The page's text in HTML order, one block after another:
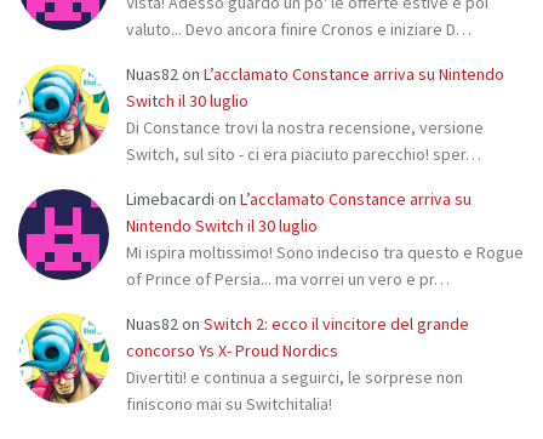
valuto... Devo ancora finire Cronos e iniziare D…
Nuas82on L’acclamato Constance arriva su Nintendo
Switch il 30 luglio
Di Constance trovi la nostra recensione, versione
Switch, sul sito - ci era piaciuto parecchio! sper…
Limebacardi on L’acclamato Constance arriva su
Nintendo Switch il 30 luglio
Mi ispira moltissimo! Sono indeciso tra questo e Rogue
of Prince of Persia... ma vorrei un vero e pr…
Nuas82on Switch 2: ecco il vincitore del grande
concorso Ys X- Proud Nordics
Divertiti! e continua a seguirci, le sorprese non
finiscono mai su Switchitalia!